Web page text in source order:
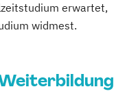
erwartet,
widmest.